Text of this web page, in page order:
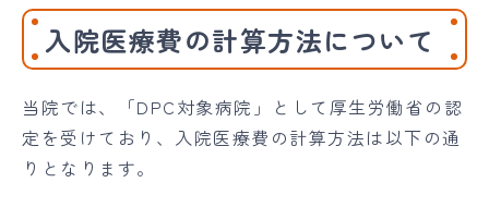
入院医療費の計算方法について
当院では、「DPC対象病院」として厚生労働省の認
定を受けており、入院医療費の計算方法は以下の通
りとなります。